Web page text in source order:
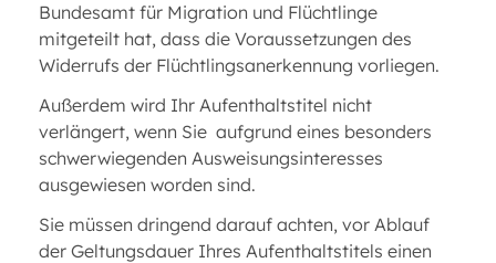
Bundesamt für Migration und Flüchtlinge
mitgeteilt hat, dass die Voraussetzungen des
Widerrufs der Flüchtlingsanerkennung vorliegen.
Außerdem wird Ihr Aufenthaltstitel nicht
verlängert, wenn Sie aufgrund eines besonders
schwerwiegenden Ausweisungsinteresses
ausgewiesen worden sind.
Sie müssen dringend darauf achten, vor Ablauf
der Geltungsdauer Ihres Aufenthaltstitels einen